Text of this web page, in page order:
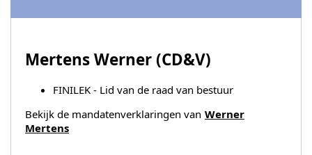
Mertens Werner (CD&V)
FINILEK - Lid van de raad van bestuur
Bekijk de mandatenverklaringen van Werner
Mertens